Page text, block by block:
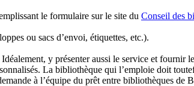
le formulaire sur le site du Conseil des
ou sacs d’envoi, étiquettes, etc.).
y présenter aussi le service et fournir
La bibliothèque qui l’emploie doit
à l’équipe du prêt entre bibliothèques de